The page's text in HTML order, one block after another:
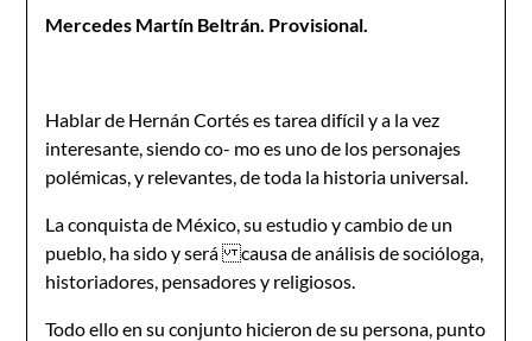
Mercedes Martín Beltrán. Provisional.
Hablar de Hernán Cortés es tarea difícil y a la vez
interesante, siendo co- mo es uno de los personajes
polémicas, y relevantes, de toda la historia universal.
La conquista de México, su estudio y cambio de un
pueblo, ha sido y será causa de análisis de socióloga,
historiadores, pensadores y religiosos.
Todo ello en su conjunto hicieron de su persona, punto